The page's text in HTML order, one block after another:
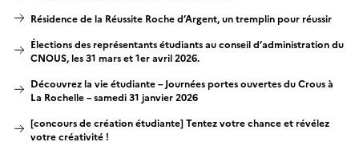
Résidence de la Réussite Roche d’Argent, un tremplin pour réussir
Élections des représentants étudiants au conseil d’administration du
CNOUS, les 31 mars et 1er avril 2026.
Découvrez la vie étudiante – Journées portes ouvertes du Crous à
La Rochelle – samedi 31 janvier 2026
[concours de création étudiante] Tentez votre chance et révélez
votre créativité !